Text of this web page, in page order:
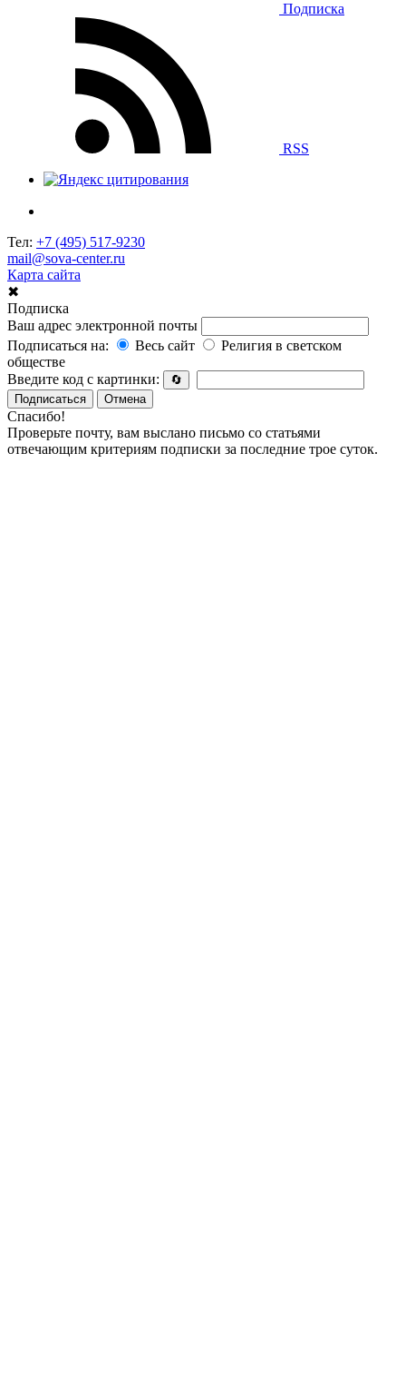
Подписка
RSS
Тел: +7 (495) 517-9230
mail@sova-center.ru
Карта сайта
✖
Подписка
Ваш адрес электронной почты
Подписаться на:
Весь сайт
Религия в светском
обществе
Введите код с картинки:
🔄
Подписаться
Отмена
Спасибо!
Проверьте почту, вам выслано письмо со статьями
отвечающим критериям подписки за последние трое суток.